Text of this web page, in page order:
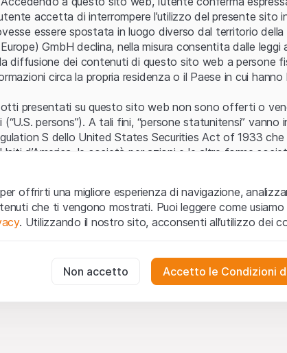
accetta di interrompere l’utilizzo del presente sito
essere spostata in luogo diverso dal territorio della
GmbH declina, nella misura consentita dalle leggi
diffusione dei contenuti di questo sito web a persone
circa la propria residenza o il Paese in cui hanno
presentati su questo sito web non sono offerti o
persons”). A tali fini, “persone statunitensi”
S dello United States Securities Act of 1933 che
d’America, le società per azioni e le altre forme
web (di seguito, il “Sito”) si dichiara di aver compreso e
avvertenze importanti e le condizioni di utilizzo ivi rese
utilizzonon siano accettate, l’utente è tenuto ad
o invito ad acquistare
i dati, i servizi, gli strumenti, i documenti (i
web hanno esclusivamente finalità informative e non
offrirti una migliore esperienza di navigazione,
che ti vengono mostrati. Puoi leggere come
. Utilizzando il nostro sito, acconsenti all’utilizzo dei
per il funzionamento del sito web e non possono
Non accetto Accetto le Condizioni